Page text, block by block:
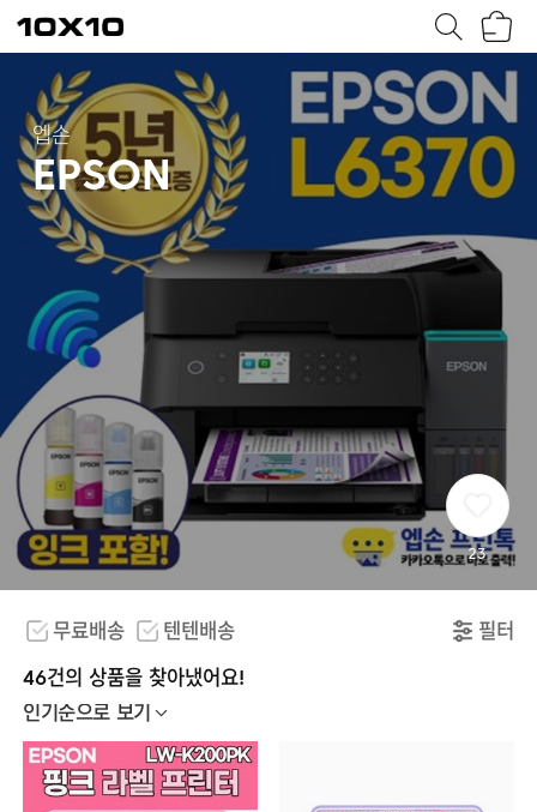
텐
바
엡손
EPSON
23
무료배송 텐텐배송 필터
46건의 상품을 찾아냈어요!
인기순으로 보기